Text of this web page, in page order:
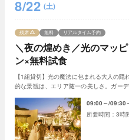
8/22 (土)
＼夜の煌めき／光のマッ
ン×無料試食
残席 無料 リアルタイム予約
【1組貸切】光の魔法に包まれる大人の
的な景観は、エリア随一の美しさ。ガー
09:00～ 09:30
3時